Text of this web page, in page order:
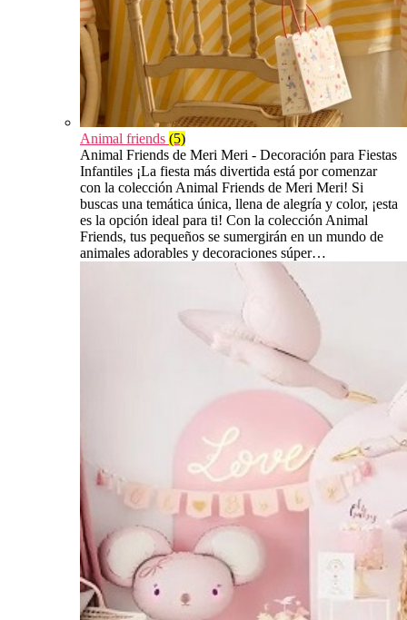
Animal friends (5)
Animal Friends de Meri Meri - Decoración para Fiestas
Infantiles ¡La fiesta más divertida está por comenzar
con la colección Animal Friends de Meri Meri! Si
buscas una temática única, llena de alegría y color, ¡esta
es la opción ideal para ti! Con la colección Animal
Friends, tus pequeños se sumergirán en un mundo de
animales adorables y decoraciones súper…